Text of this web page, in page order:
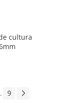
cultura
9